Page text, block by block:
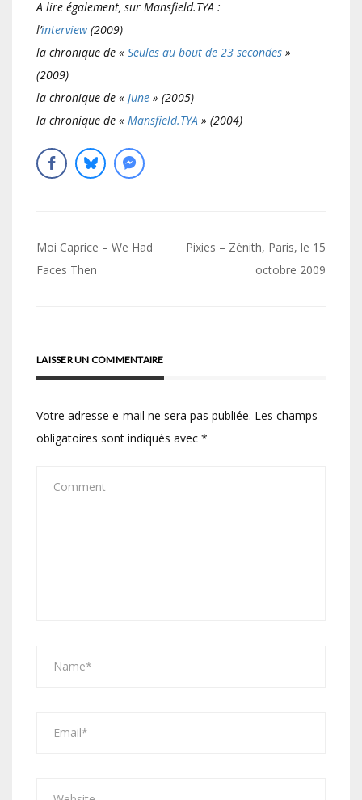
A lire également, sur Mansfield.TYA :
l’interview(2009)
la chronique de « Seules au bout de 23 secondes »
(2009)
la chronique de « June » (2005)
la chronique de « Mansfield.TYA » (2004)
Navigation
de
Moi Caprice – We Had
Faces Then
Pixies – Zénith, Paris, le 15
octobre 2009
LAISSER UN COMMENTAIRE
Votre adresse e-mail ne sera pas publiée. Les champs
obligatoires sont indiqués avec *